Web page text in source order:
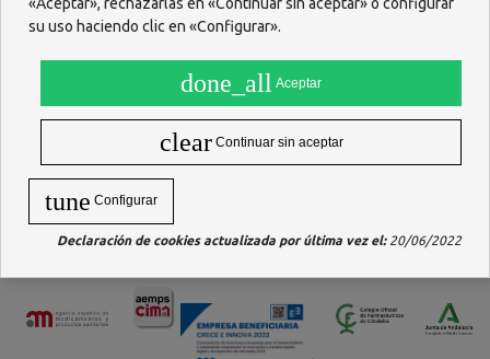
8,67 €
AÑADIR
Mostrando 1-1 de 1 artículo(s)
su uso haciendo clic en «Configurar».
done_all Aceptar
clear Continuar sin aceptar
tune Configurar
Declaración de cookies actualizada por última vez el:20/06/2022